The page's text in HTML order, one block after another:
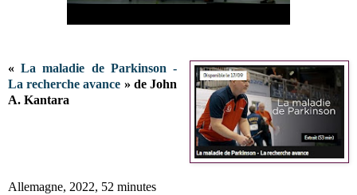
«La maladie de Parkinson -
La recherche avance » de John
A. Kantara
Allemagne, 2022, 52 minutes